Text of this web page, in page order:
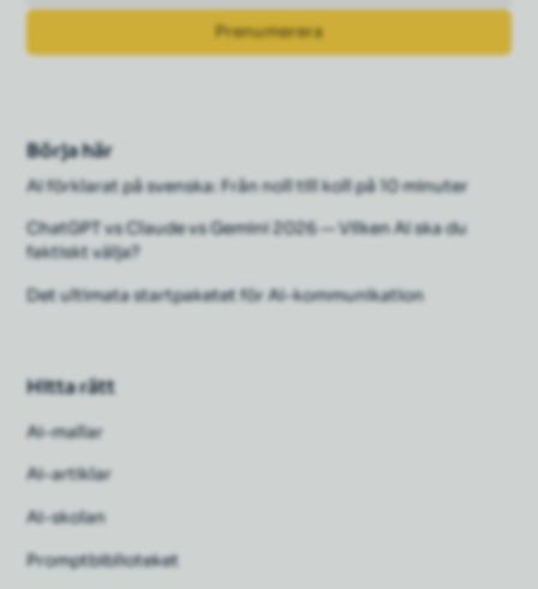
Börja här
AI förklarat på svenska: Från noll till koll på 10 minuter
ChatGPT vs Claude vs Gemini 2026 — Vilken AI ska du
faktiskt välja?
Det ultimata startpaketet för AI-kommunikation
Hitta rätt
Ai-mallar
Ai-artiklar
AI-skolan
Promptbiblioteket